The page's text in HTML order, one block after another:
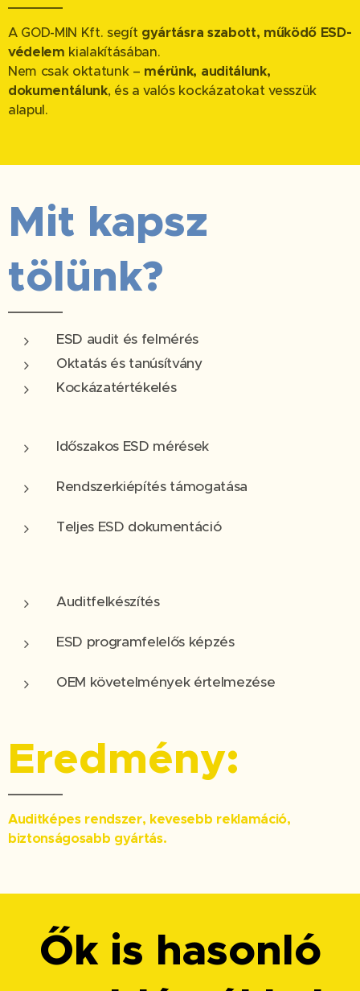
A GOD-MIN Kft. segít gyártásra szabott, működő ESD-
védelem kialakításában.
Nem csak oktatunk – mérünk, auditálunk,
dokumentálunk, és a valós kockázatokat vesszük
alapul.
Mit kapsz
tölünk?
ESD audit és felmérés
Oktatás és tanúsítvány
Kockázatértékelés
Időszakos ESD mérések
Rendszerkiépítés támogatása
Teljes ESD dokumentáció
Auditfelkészítés
ESD programfelelős képzés
OEM követelmények értelmezése
Eredmény:
Auditképes rendszer, kevesebb reklamáció,
biztonságosabb gyártás.
Ők is hasonló